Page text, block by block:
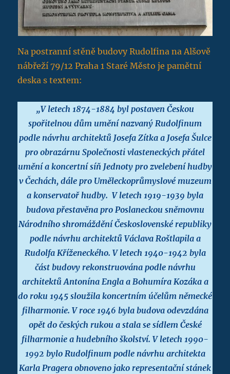
Na postranní stěně budovy Rudolfina na Alšově
nábřeží 79/12 Praha 1 Staré Město je pamětní
deska s textem:
„V letech 1874-1884 byl postaven Českou
spořitelnou dům umění nazvaný Rudolfinum
podle návrhu architektů Josefa Zítka a Josefa Šulce
pro obrazárnu Společnosti vlasteneckých přátel
umění a koncertní síň Jednoty pro zvelebení hudby
v Čechách, dále pro Uměleckoprůmyslové muzeum
a konservatoř hudby. V letech 1919-1939 byla
budova přestavěna pro Poslaneckou sněmovnu
Národního shromáždění Československé republiky
podle návrhu architektů Václava Roštlapila a
Rudolfa Kříženeckého. V letech 1940-1942 byla
část budovy rekonstruována podle návrhu
architektů Antonína Engla a Bohumíra Kozáka a
do roku 1945 sloužila koncertním účelům německé
filharmonie. V roce 1946 byla budova odevzdána
opět do českých rukou a stala se sídlem České
filharmonie a hudebního školství. V letech 1990-
1992 bylo Rudolfinum podle návrhu architekta
Karla Pragera obnoveno jako representační stánek